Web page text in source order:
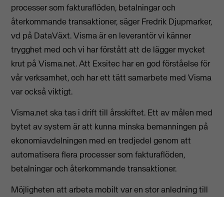
processer som fakturaflöden, betalningar och
återkommande transaktioner, säger Fredrik Djupmarker,
vd på DataVäxt. Visma är en leverantör vi känner
trygghet med och vi har förstått att de lägger mycket
krut på Visma.net. Att Exsitec har en god förståelse för
vår verksamhet, och har ett tätt samarbete med Visma
var också viktigt.
Visma.net ska tas i drift till årsskiftet. Ett av målen med
bytet av system är att kunna minska bemanningen på
ekonomiavdelningen med en tredjedel genom att
automatisera flera processer som fakturaflöden,
betalningar och återkommande transaktioner.
Möjligheten att arbeta mobilt var en stor anledning till